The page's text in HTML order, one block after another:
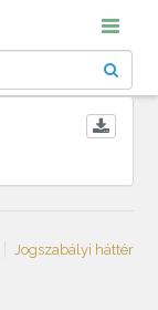
Jogszabályi háttér